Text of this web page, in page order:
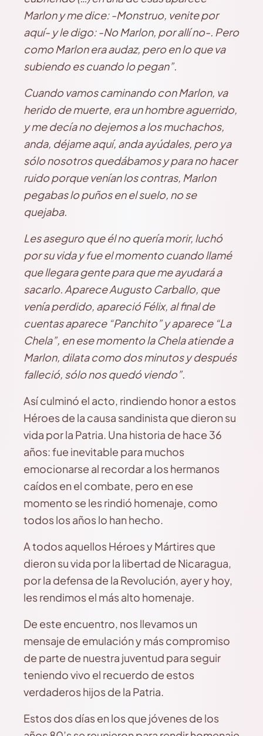
Marlon y me dice: -Monstruo, venite por
aquí- y le digo: -No Marlon, por allí no-. Pero
como Marlon era audaz, pero en lo que va
subiendo es cuando lo pegan”.
Cuando vamos caminando con Marlon, va
herido de muerte, era un hombre aguerrido,
y me decía no dejemos a los muchachos,
anda, déjame aquí, anda ayúdales, pero ya
sólo nosotros quedábamos y para no hacer
ruido porque venían los contras, Marlon
pegabas lo puños en el suelo, no se
quejaba.
Les aseguro que él no quería morir, luchó
por su vida y fue el momento cuando llamé
que llegara gente para que me ayudará a
sacarlo. Aparece Augusto Carballo, que
venía perdido, apareció Félix, al final de
cuentas aparece “Panchito” y aparece “La
Chela”, en ese momento la Chela atiende a
Marlon, dilata como dos minutos y después
falleció, sólo nos quedó viendo”.
Así culminó el acto, rindiendo honor a estos
Héroes de la causa sandinista que dieron su
vida por la Patria. Una historia de hace 36
años: fue inevitable para muchos
emocionarse al recordar a los hermanos
caídos en el combate, pero en ese
momento se les rindió homenaje, como
todos los años lo han hecho.
A todos aquellos Héroes y Mártires que
dieron su vida por la libertad de Nicaragua,
por la defensa de la Revolución, ayer y hoy,
les rendimos el más alto homenaje.
De este encuentro, nos llevamos un
mensaje de emulación y más compromiso
de parte de nuestra juventud para seguir
teniendo vivo el recuerdo de estos
verdaderos hijos de la Patria.
Estos dos días en los que jóvenes de los